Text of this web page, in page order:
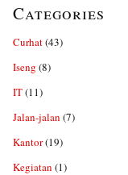
Categories
Curhat(43)
Iseng (8)
IT(11)
Jalan-jalan (7)
Kantor(19)
Kegiatan (1)